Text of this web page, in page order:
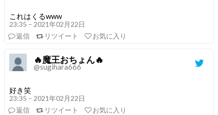
これはくるwww
23:35 – 2021年02月22日
返信
リツイート お気に入り
🔥魔王おちょん🔥
@sugihara666
好き笑
23:35 – 2021年02月22日
返信
リツイート お気に入り